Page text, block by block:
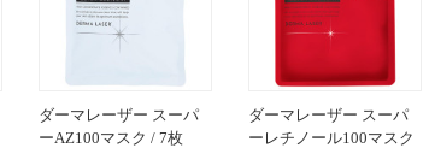
ダーマレーザー スーパ
ーAZ100マスク / 7枚
ダーマレーザー スーパ
ーレチノール100マスク